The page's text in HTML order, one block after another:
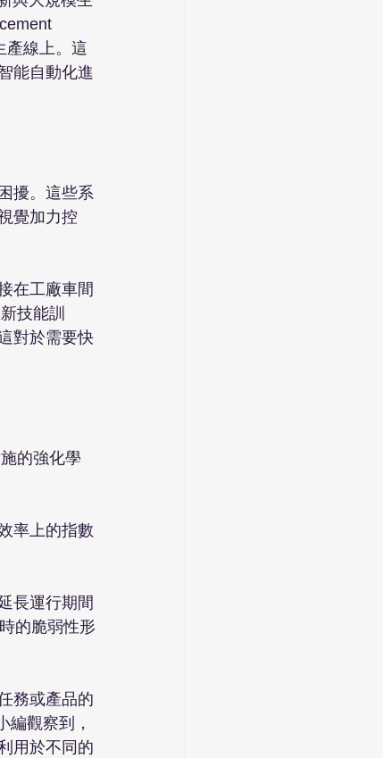
產線上。這
能自動化進
擾。這些系
覺加力控
在工廠車間
技能訓
對於需要快
的強化學
率上的指數
長運行期間
的脆弱性形
務或產品的
編觀察到，
用於不同的